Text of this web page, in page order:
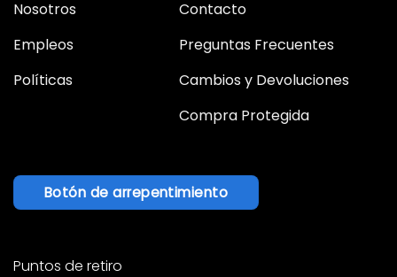
Nosotros
Empleos
Políticas
Contacto
Preguntas Frecuentes
Cambios y Devoluciones
Compra Protegida
Botón de arrepentimiento
Puntos de retiro